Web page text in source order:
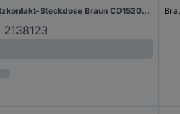
Jung 1fach Einsatz Schutzkontakt-Steckdose Braun CD1520BR 1 St.
2138123